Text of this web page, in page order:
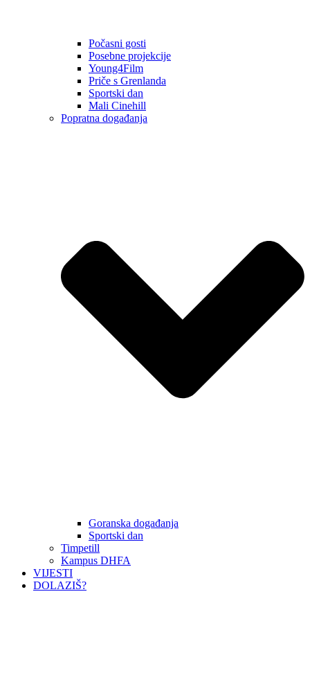
Počasni gosti
Posebne projekcije
Young4Film
Priče s Grenlanda
Sportski dan
Mali Cinehill
Popratna događanja
Goranska događanja
Sportski dan
Timpetill
Kampus DHFA
VIJESTI
DOLAZIŠ?